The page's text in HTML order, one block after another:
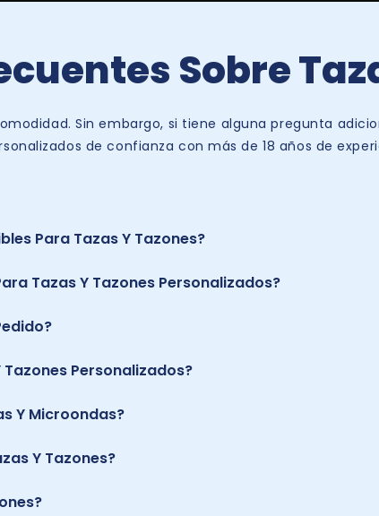
Sobre
Sin embargo, si tiene alguna pregunta
de confianza con más de 18 años de
Para Tazas Y Tazones?
Tazas Y Tazones Personalizados?
Personalizados?
Y Microondas?
Y Tazones?